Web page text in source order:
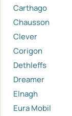
Carthago
Chausson
Clever
Corigon
Dethleffs
Dreamer
Elnagh
Eura Mobil